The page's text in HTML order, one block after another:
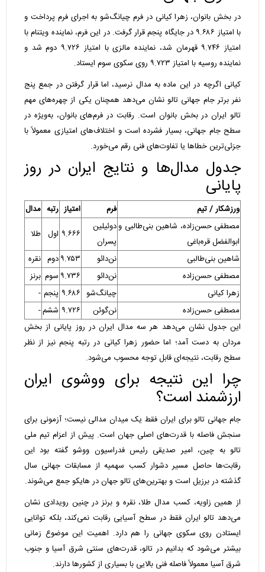
در بخش بانوان، زهرا کیانی در فرم چیانگ‌شو به اجرای فرم پرداخت و
با امتیاز ۹.۶۸۶ در جایگاه پنجم قرار گرفت. در این فرم، نماینده ویتنام با
امتیاز ۹.۷۴۶ قهرمان شد، نماینده مالزی با امتیاز ۹.۷۲۶ دوم شد و
نماینده روسیه با امتیاز ۹.۷۲۳ روی سکوی سوم ایستاد.
کیانی اگرچه در این ماده به مدال نرسید، اما قرار گرفتن در جمع پنج
نفر برتر جام جهانی تالو نشان می‌دهد همچنان یکی از چهره‌های مهم
تالو ایران در بخش بانوان است. رقابت در فرم‌های بانوان، به‌ویژه در
سطح جام جهانی، بسیار فشرده است و اختلاف‌های امتیازی معمولاً با
جزئی‌ترین خطاها یا تفاوت‌های فنی رقم می‌خورد.
جدول مدال‌ها و نتایج ایران در روز
پایانی
ورزشکار / تیم فرم امتیاز رتبه مدال
مصطفی حسن‌زاده، شاهین بنی‌طالبی و
ابوالفضل قره‌باغی
دوئیلین
پسران
۹.۶۶۶ اول طلا
شاهین بنی‌طالبی
نن‌دائو ۹.۷۵۳دوم نقره
مصطفی حسن‌زاده
نن‌دائو ۹.۷۳۶ سوم برنز
زهرا کیانی
چیانگ‌شو ۹.۶۸۶ پنجم -
مصطفی حسن‌زاده
نن‌گوئن ۹.۷۲۶ ششم-
این جدول نشان می‌دهد هر سه مدال ایران در روز پایانی از بخش
مردان به دست آمد؛ اما حضور زهرا کیانی در رتبه پنجم نیز از نظر
سطح رقابت، نتیجه‌ای قابل توجه محسوب می‌شود.
چرا این نتیجه برای ووشوی ایران
ارزشمند است؟
جام جهانی تالو برای ایران فقط یک میدان مدالی نیست؛ آزمونی برای
سنجش فاصله با قدرت‌های اصلی جهان است. پیش از اعزام تیم ملی
تالو به چین، امیر صدیقی رئیس فدراسیون ووشو گفته بود این
رقابت‌ها حاصل مسیر دشوار کسب سهمیه از مسابقات جهانی سال
گذشته در برزیل است و بهترین‌های تالو جهان در هایکو جمع می‌شوند.
از همین زاویه، کسب مدال طلا، نقره و برنز در چنین رویدادی نشان
می‌دهد تالو ایران فقط در سطح آسیایی رقابت نمی‌کند، بلکه توانایی
ایستادن روی سکوی جهانی را هم دارد. اهمیت این موضوع زمانی
بیشتر می‌شود که بدانیم در تالو، قدرت‌های سنتی شرق آسیا و جنوب
شرق آسیا معمولاً فاصله فنی بالایی با بسیاری از کشورها دارند.